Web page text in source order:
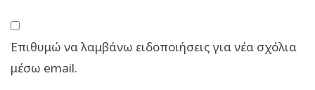
Επιθυμώ να λαμβάνω ειδοποιήσεις για νέα σχόλια
μέσω email.